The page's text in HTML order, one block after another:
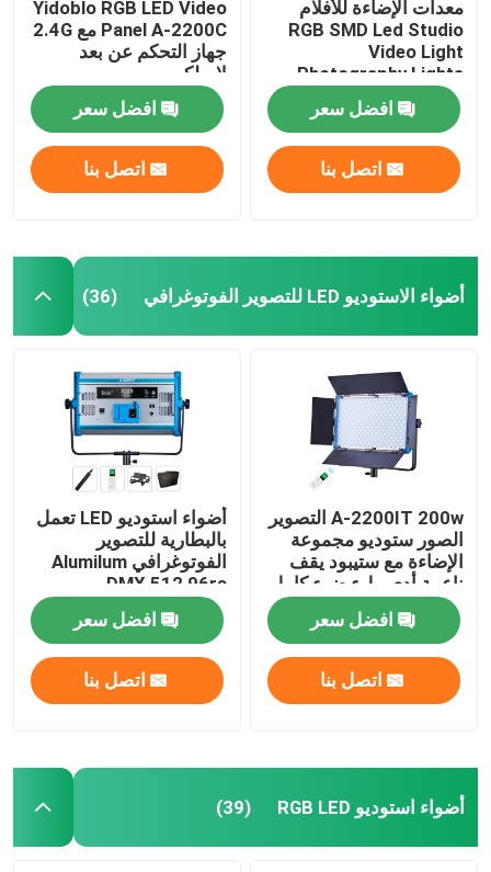
معدات الإضاءة للأفلام
RGB SMD Led Studio
Video Light
Photography Lights
500w Skyblue Panels
12 Effectsافضل سعر
اتصل بنا
Yidoblo RGB LED Video
Panel A-2200C مع 2.4G
جهاز التحكم عن بعد
لاسلكي
افضل سعر
اتصل بنا
أضواء الاستوديو LED للتصوير الفوتوغرافي (36)
A-2200IT 200w التصوير
الصور ستوديو مجموعة
الإضاءة مع ستيبود يقف
ناعمة أدى ملء ضوء كامل
مجموعة للبث المباشر
افضل سعر
اتصل بنا
أضواء استوديو LED تعمل
بالبطارية للتصوير
الفوتوغرافي Alumilum
DMX 512 96ra
افضل سعر
اتصل بنا
أضواء استوديو RGB LED (39)